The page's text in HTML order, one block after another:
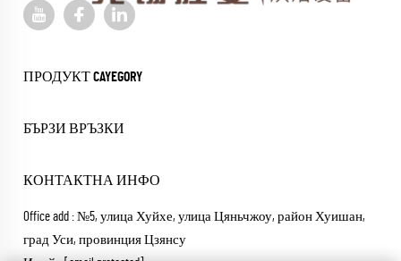
ПРОДУКТ CAYEGORY
БЪРЗИ ВРЪЗКИ
КОНТАКТНА ИНФО
Office add : №5, улица Хуйхе, улица Цяньчжоу, район Хуишан,
град Уси, провинция Цзянсу